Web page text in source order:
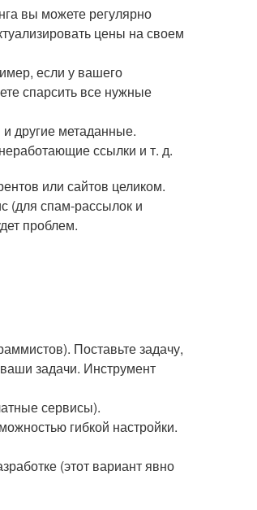
вы можете регулярно
цены на своем
если у вашего
спарсить все нужные
другие метаданные.
ссылки и т. д.
или сайтов целиком.
(для спам-рассылок и
проблем.
Поставьте задачу,
задачи. Инструмент
сервисы).
гибкой настройки.
(этот вариант явно